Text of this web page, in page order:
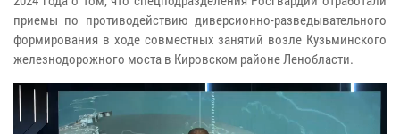
приемы по противодействию диверсионно-разведывательного
формирования в ходе совместных занятий возле Кузьминского
железнодорожного моста в Кировском районе Ленобласти.